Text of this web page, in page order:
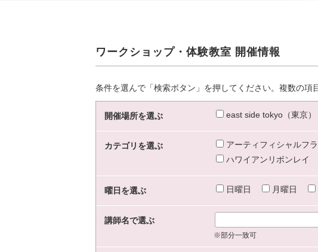
ワークショップ・体験教室 開催情報
条件を選んで「検索ボタン」を押してください。複数の項
開催場所を選ぶ east side tokyo（東京）
カテゴリを選ぶ アーティフィシャルフ
ハワイアンリボンレイ
曜日を選ぶ 日曜日 月曜日
講師名で選ぶ
※部分一致可